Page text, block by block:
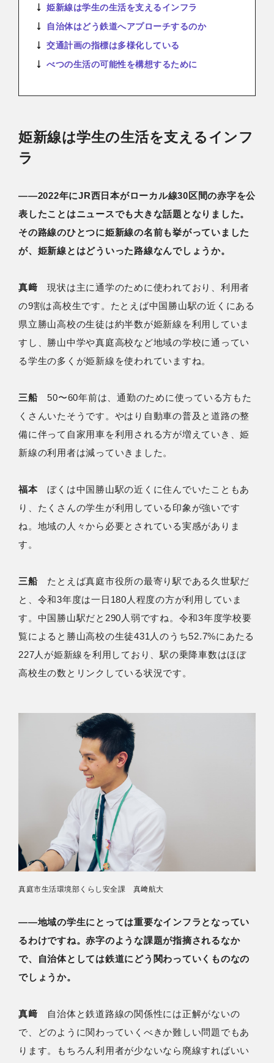
姫新線は学生の生活を支えるインフラ
自治体はどう鉄道へアプローチするのか
交通計画の指標は多様化している
べつの生活の可能性を構想するために
姫新線は学生の生活を支えるインフ
ラ
――2022年にJR西日本がローカル線30区間の赤字を公
表したことはニュースでも大きな話題となりました。
その路線のひとつに姫新線の名前も挙がっていました
が、姫新線とはどういった路線なんでしょうか。
真﨑 現状は主に通学のために使われており、利用者
の9割は高校生です。たとえば中国勝山駅の近くにある
県立勝山高校の生徒は約半数が姫新線を利用していま
すし、勝山中学や真庭高校など地域の学校に通ってい
る学生の多くが姫新線を使われていますね。
三船50〜60年前は、通勤のために使っている方もた
くさんいたそうです。やはり自動車の普及と道路の整
備に伴って自家用車を利用される方が増えていき、姫
新線の利用者は減っていきました。
福本ぼくは中国勝山駅の近くに住んでいたこともあ
り、たくさんの学生が利用している印象が強いです
ね。地域の人々から必要とされている実感がありま
す。
三船たとえば真庭市役所の最寄り駅である久世駅だ
と、令和3年度は一日180人程度の方が利用していま
す。中国勝山駅だと290人弱ですね。令和3年度学校要
覧によると勝山高校の生徒431人のうち52.7%にあたる
227人が姫新線を利用しており、駅の乗降車数はほぼ
高校生の数とリンクしている状況です。
真庭市生活環境部くらし安全課 真﨑航大
――地域の学生にとっては重要なインフラとなってい
るわけですね。赤字のような課題が指摘されるなか
で、自治体としては鉄道にどう関わっていくものなの
でしょうか。
真﨑 自治体と鉄道路線の関係性には正解がないの
で、どのように関わっていくべきか難しい問題でもあ
ります。もちろん利用者が少ないなら廃線すればいい